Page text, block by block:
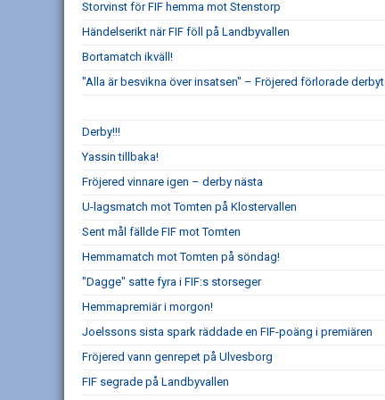
Storvinst för FIF hemma mot Stenstorp
Händelserikt när FIF föll på Landbyvallen
Bortamatch ikväll!
"Alla är besvikna över insatsen" – Fröjered förlorade derbyt
Derby!!!
Yassin tillbaka!
Fröjered vinnare igen – derby nästa
U-lagsmatch mot Tomten på Klostervallen
Sent mål fällde FIF mot Tomten
Hemmamatch mot Tomten på söndag!
"Dagge" satte fyra i FIF:s storseger
Hemmapremiär i morgon!
Joelssons sista spark räddade en FIF-poäng i premiären
Fröjered vann genrepet på Ulvesborg
FIF segrade på Landbyvallen